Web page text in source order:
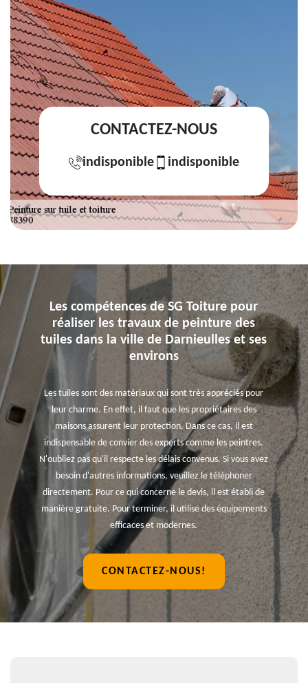
CONTACTEZ-NOUS
indisponible indisponible
Les compétences de SG Toiture pour
réaliser les travaux de peinture des
tuiles dans la ville de Darnieulles et ses
environs
Les tuiles sont des matériaux qui sont très appréciés pour
leur charme. En effet, il faut que les propriétaires des
maisons assurent leur protection. Dans ce cas, il est
indispensable de convier des experts comme les peintres.
N'oubliez pas qu'il respecte les délais convenus. Si vous avez
besoin d'autres informations, veuillez le téléphoner
directement. Pour ce qui concerne le devis, il est établi de
manière gratuite. Pour terminer, il utilise des équipements
efficaces et modernes.
CONTACTEZ-NOUS!